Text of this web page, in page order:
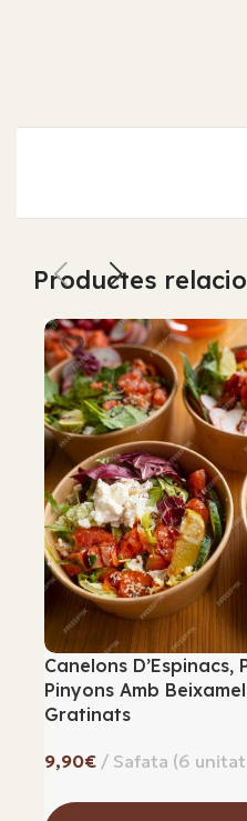
Productes
Canelons D’Espinacs,
Pinyons Amb
Gratinats
€